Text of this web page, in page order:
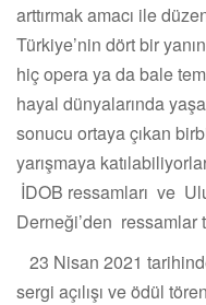
arttırmak amacı ile
Türkiye’nin dört bir
hiç opera ya da bale
hayal dünyalarında
sonucu ortaya çıkan
yarışmaya
İDOB ressamları ve
Derneği’den ressamlar
23 Nisan 2021
sergi açılışı ve ödül